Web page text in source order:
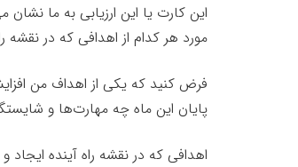
این کارت یا این ارزیابی به ما
مورد هر کدام از اهدافی که در نقشه
فرض کنید که یکی از اهداف من
پایان این ماه چه مهارت‌ها و
اهدافی که در نقشه راه آینده